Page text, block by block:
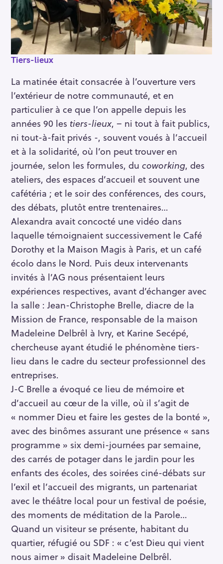
Tiers-lieux
La matinée était consacrée à l’ouverture vers
l’extérieur de notre communauté, et en
particulier à ce que l’on appelle depuis les
années 90 les tiers-lieux, – ni tout à fait publics,
ni tout-à-fait privés -, souvent voués à l’accueil
et à la solidarité, où l’on peut trouver en
journée, selon les formules, du coworking, des
ateliers, des espaces d’accueil et souvent une
cafétéria ; et le soir des conférences, des cours,
des débats, plutôt entre trentenaires…
Alexandra avait concocté une vidéo dans
laquelle témoignaient successivement le Café
Dorothy et la Maison Magis à Paris, et un café
écolo dans le Nord. Puis deux intervenants
invités à l’AG nous présentaient leurs
expériences respectives, avant d’échanger avec
la salle : Jean-Christophe Brelle, diacre de la
Mission de France, responsable de la maison
Madeleine Delbrêl à Ivry, et Karine Secépé,
chercheuse ayant étudié le phénomène tiers-
lieu dans le cadre du secteur professionnel des
entreprises.
J-C Brelle a évoqué ce lieu de mémoire et
d’accueil au cœur de la ville, où il s’agit de
« nommer Dieu et faire les gestes de la bonté »,
avec des binômes assurant une présence « sans
programme » six demi-journées par semaine,
des carrés de potager dans le jardin pour les
enfants des écoles, des soirées ciné-débats sur
l’exil et l’accueil des migrants, un partenariat
avec le théâtre local pour un festival de poésie,
des moments de méditation de la Parole…
Quand un visiteur se présente, habitant du
quartier, réfugié ou SDF : « c’est Dieu qui vient
nous aimer » disait Madeleine Delbrêl.